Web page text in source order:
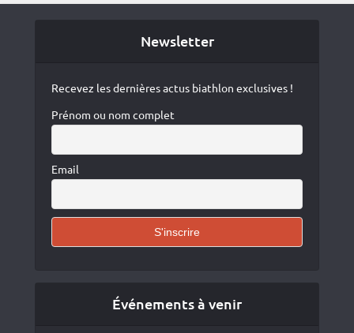
Newsletter
Recevez les dernières actus biathlon exclusives !
Prénom ou nom complet
Email
Événements à venir